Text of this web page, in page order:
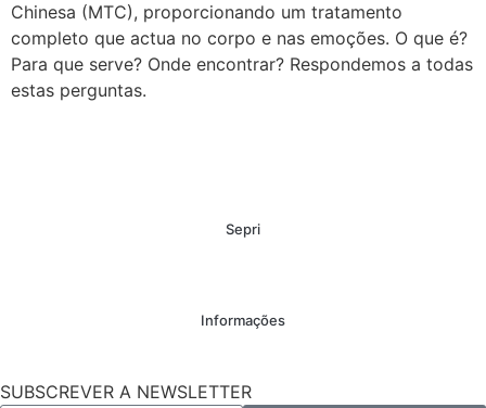
Chinesa (MTC), proporcionando um tratamento
completo que actua no corpo e nas emoções. O que é?
Para que serve? Onde encontrar? Respondemos a todas
estas perguntas.
Sepri
Informações
SUBSCREVER A NEWSLETTER